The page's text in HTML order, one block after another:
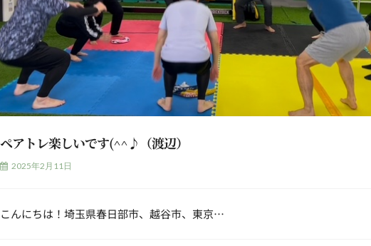
ペアトレ楽しいです(^^♪（渡辺）
2025年2月11日
こんにちは！埼玉県春日部市、越谷市、東京…